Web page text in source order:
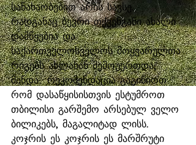
სანახაობებით არის სავსე.
რადგანაც ბევრი თქვენგანი ახალი
დამწყებია და
საქართველოსველოს მოყვარულთა
რიგებს ახლახან შემოუერთდა,
მინდა  რეკომენდაცია გაგიწიოთ
რომ დასაწყისისთვის ესტუმროთ
თბილისი გარშემო არსებულ ველო
ბილიკებს, მაგალიტად ლისს.
კოჯრის ეს კოჯრის ეს მარშრუტი